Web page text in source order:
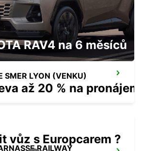
SMER LYON (VENKU)
RAILWAY
RAV4 na 6 měsíců
až 20 % na pronájem
vůz s Europcarem ?